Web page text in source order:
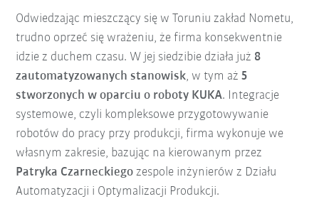
Odwiedzając mieszczący się w Toruniu zakład Nometu,
trudno oprzeć się wrażeniu, że firma konsekwentnie
idzie z duchem czasu. W jej siedzibie działa już 8
zautomatyzowanych stanowisk, w tym aż5
stworzonych w oparciu o roboty KUKA. Integracje
systemowe, czyli kompleksowe przygotowywanie
robotów do pracy przy produkcji, firma wykonuje we
własnym zakresie, bazując na kierowanym przez
Patryka Czarneckiego zespole inżynierów z Działu
Automatyzacji i Optymalizacji Produkcji.